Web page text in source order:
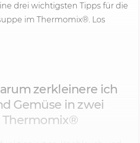
drei wichtigsten Tipps für die
im Thermomix®. Los
zerkleinere ich
Gemüse in zwei